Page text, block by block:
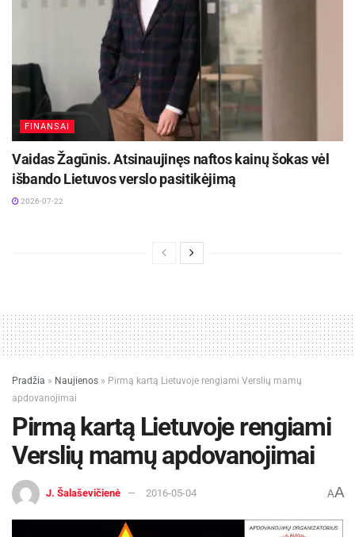
FINANSAI
Vaidas Žagūnis. Atsinaujinęs naftos kainų šokas vėl
išbando Lietuvos verslo pasitikėjimą
2026-07-22
Pradžia » Naujienos » Pirmą kartą Lietuvoje rengiami Verslių mamų
apdovanojimai
Pirmą kartą Lietuvoje rengiami
Verslių mamų apdovanojimai
J. Šalaševičienė 2016-05-04 AA